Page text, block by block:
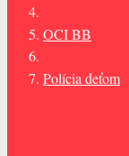
OCI BB
Polícia deťom